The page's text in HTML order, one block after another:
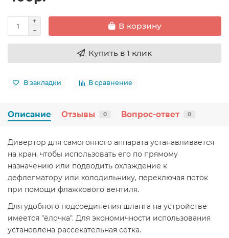
В корзину
Купить в 1 клик
В закладки В сравнение
Описание Отзывы 0 Вопрос-ответ 0
Дивертор для самогонного аппарата устанавливается
на кран, чтобы использовать его по прямому
назначению или подводить охлаждение к
дефлегматору или холодильнику, переключая поток
при помощи флажкового вентиля.
Для удобного подсоединения шланга на устройстве
имеется "ёлочка". Для экономичности использования
установлена рассекательная сетка.